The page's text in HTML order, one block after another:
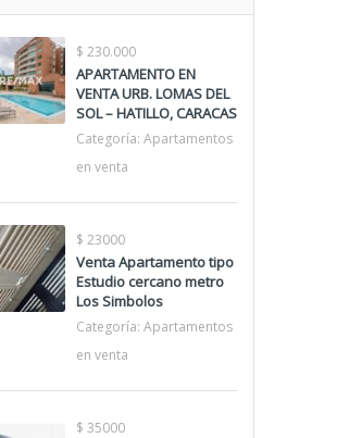
$ 230.000
APARTAMENTO EN
VENTA URB. LOMAS DEL
SOL – HATILLO, CARACAS
Categoría: Apartamentos
en venta
$ 23000
Venta Apartamento tipo
Estudio cercano metro
Los Simbolos
Categoría: Apartamentos
en venta
$ 35000